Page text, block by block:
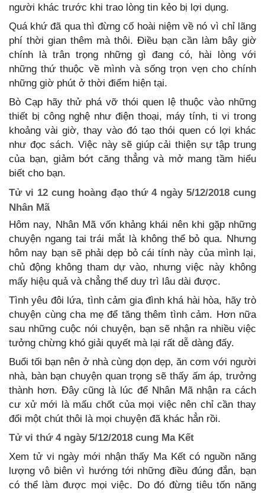
người khác trước khi trao lòng tin kẻo bị lợi dụng.
Quá khứ đã qua thì đừng cố hoài niệm về nó vì chỉ lãng
phí thời gian thêm mà thôi. Điều bạn cần làm bây giờ
chính là trân trọng những gì đang có, hài lòng với
những thứ thuộc về mình và sống trọn vẹn cho chính
những giờ phút ở thời điểm hiện tại.
Bò Cạp hãy thử phá vỡ thói quen lệ thuộc vào những
thiết bị công nghệ như điện thoại, máy tính, ti vi trong
khoảng vài giờ, thay vào đó tạo thói quen có lợi khác
như đọc sách. Việc này sẽ giúp cải thiện sự tập trung
của bạn, giảm bớt căng thẳng và mở mang tầm hiểu
biết cho bạn.
Tử vi 12 cung hoàng đạo thứ 4 ngày 5/12/2018 cung
Nhân Mã
Hôm nay, Nhân Mã vốn khảng khái nên khi gặp những
chuyện ngang tai trái mắt là không thể bỏ qua. Nhưng
hôm nay bạn sẽ phải dẹp bỏ cái tính này của mình lại,
chủ động không tham dự vào, nhưng việc này không
mấy hiệu quả và chẳng thể duy trì lâu dài được.
Tình yêu đôi lứa, tình cảm gia đình khá hài hòa, hãy trò
chuyện cùng cha mẹ để tăng thêm tình cảm. Hơn nữa
sau những cuộc nói chuyện, bạn sẽ nhận ra nhiều việc
tưởng chừng khó giải quyết mà lại rất dễ dàng đấy.
Buổi tối bạn nên ở nhà cùng dọn dẹp, ăn cơm với người
nhà, bàn bạn chuyện quan trọng sẽ thấy ấm áp, trưởng
thành hơn. Đây cũng là lúc để Nhân Mã nhận ra cách
cư xử mới là mấu chốt của mọi việc nên chỉ cần thay
đổi một chút thôi là mọi chuyện đã khác hẳn rồi.
Tử vi thứ 4 ngày 5/12/2018 cung Ma Kết
Xem tử vi ngày mới nhận thấy Ma Kết có nguồn năng
lượng vô biên vì hướng tới những điều đúng đắn, bạn
có thể làm được mọi việc. Do đó đừng tiêu tốn năng